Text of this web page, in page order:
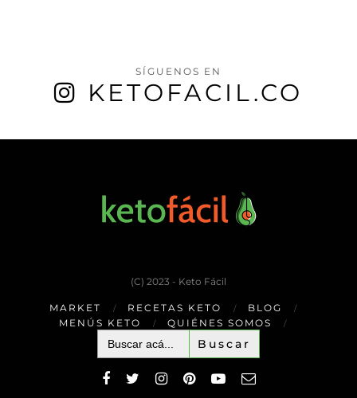
SÍGUENOS EN
KETOFACIL.CO
(C) 2023 - Keto Fácil
MARKET RECETAS KETO
BLOG
MENÚS KETO
QUIÉNES SOMOS
Buscar: